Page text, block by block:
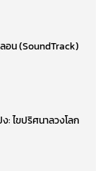
อน (SoundTrack)
: ไขปริศนาลวงโลก